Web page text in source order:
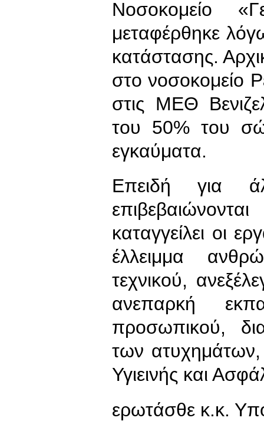
Νοσοκομείο
μεταφέρθηκε
κατάστασης.
στο νοσοκομείο
στις ΜΕΘ
του 50% του
εγκαύματα.
Επειδή για
καταγγείλει οι
έλλειμμα
τεχνικού,
ανεπαρκή
προσωπικού,
των
Υγιεινής και
ερωτάσθε κ.κ.